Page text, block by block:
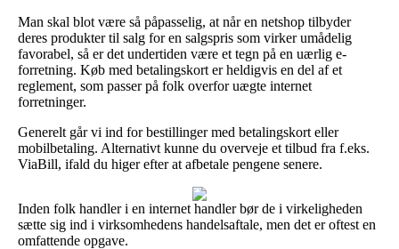
Man skal blot være så påpasselig, at når en netshop tilbyder
deres produkter til salg for en salgspris som virker umådelig
favorabel, så er det undertiden være et tegn på en uærlig e-
forretning. Køb med betalingskort er heldigvis en del af et
reglement, som passer på folk overfor uægte internet
forretninger.
Generelt går vi ind for bestillinger med betalingskort eller
mobilbetaling. Alternativt kunne du overveje et tilbud fra f.eks.
ViaBill, ifald du higer efter at afbetale pengene senere.
Inden folk handler i en internet handler bør de i virkeligheden
sætte sig ind i virksomhedens handelsaftale, men det er oftest en
omfattende opgave.